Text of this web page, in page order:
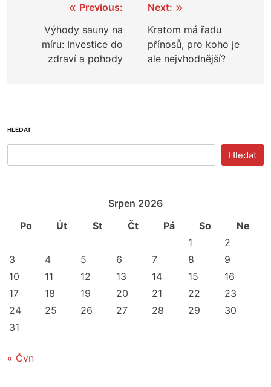
Navigace
příspěvek
Previous:
Výhody sauny na
míru: Investice do
zdraví a pohody
Next:
Kratom má řadu
přínosů, pro koho je
ale nejvhodnější?
HLEDAT
Hledat
Srpen 2026
Po
Út St Čt Pá So
Ne
1
2
3
4 5 6 7 8
9
10
11 12 13 14 15
16
17
18 19 20 21 22
23
24
25 26 27 28 29
30
31
« Čvn